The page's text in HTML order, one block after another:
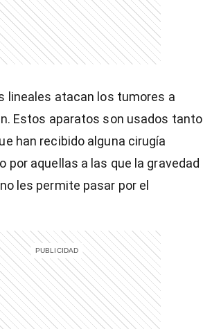
lineales atacan los tumores a
Estos aparatos son usados tanto
han recibido alguna cirugía
por aquellas a las que la gravedad
les permite pasar por el